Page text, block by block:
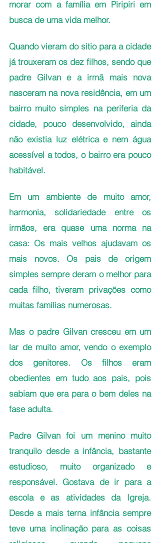
morar com a família em Piripiri em
busca de uma vida melhor.
Quando vieram do sitio para a cidade
já trouxeram os dez filhos, sendo que
padre Gilvan e a irmã mais nova
nasceram na nova residência, em um
bairro muito simples na periferia da
cidade, pouco desenvolvido, ainda
não existia luz elétrica e nem água
acessível a todos, o bairro era pouco
habitável.
Em um ambiente de muito amor,
harmonia, solidariedade entre os
irmãos, era quase uma norma na
casa: Os mais velhos ajudavam os
mais novos. Os pais de origem
simples sempre deram o melhor para
cada filho, tiveram privações como
muitas famílias numerosas.
Mas o padre Gilvan cresceu em um
lar de muito amor, vendo o exemplo
dos genitores. Os filhos eram
obedientes em tudo aos pais, pois
sabiam que era para o bem deles na
fase adulta.
Padre Gilvan foi um menino muito
tranquilo desde a infância, bastante
estudioso, muito organizado e
responsável. Gostava de ir para a
escola e as atividades da Igreja.
Desde a mais terna infância sempre
teve uma inclinação para as coisas